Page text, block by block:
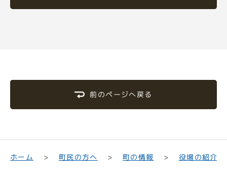
前のページへ戻る
ホーム 町民の方へ 町の情報 役場の紹介